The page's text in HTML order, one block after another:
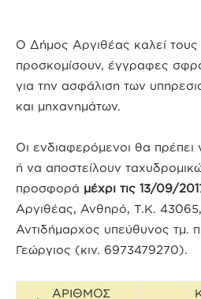
Ο Δήμος Αργιθέας καλεί
προσκομίσουν, έγγραφες
για την ασφάλιση των
και μηχανημάτων.
Οι ενδιαφερόμενοι θα πρέπει
ή να αποστείλουν
προσφορά μέχρι τις 13/09/
Αργιθέας, Ανθηρό, Τ.Κ.
Αντιδήμαρχος υπεύθυνος τμ.
Γεώργιος (κιν. 6973479270).
ΑΡΙΘΜΟΣ